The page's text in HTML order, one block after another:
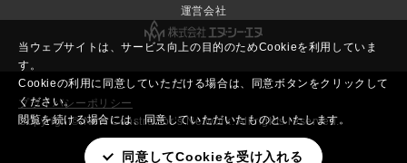
当ウェブサイトは、サービス向上の目的のためCookieを利用していま
す。
Cookieの利用に同意していただける場合は、同意ボタンをクリックして
ください。
閲覧を続ける場合には、同意していただいたものといたします。
同意してCookieを受け入れる
運営会社
プライバシーポリシー
Copyright© New Constructor’s Network. All rights reserved.